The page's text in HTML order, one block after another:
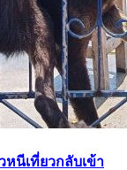
บรรทุก
จอด
กีดขวาง
จราจร
ชาว
หนีเที่ยวกลับเข้า